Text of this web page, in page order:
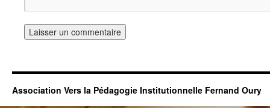
Association Vers la Pédagogie Institutionnelle Fernand Oury